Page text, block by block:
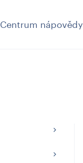
Centrum nápovědy